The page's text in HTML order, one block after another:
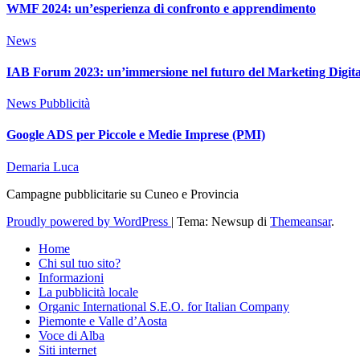
WMF 2024: un’esperienza di confronto e apprendimento
News
IAB Forum 2023: un’immersione nel futuro del Marketing
News Pubblicità
Google ADS per Piccole e Medie Imprese (PMI)
Demaria Luca
Campagne pubblicitarie su Cuneo e Provincia
Proudly powered by WordPress | Tema: Newsup di Themeansar.
Home
Chi sul tuo sito?
Informazioni
La pubblicità locale
Organic International S.E.O. for Italian Company
Piemonte e Valle d’Aosta
Voce di Alba
Siti internet